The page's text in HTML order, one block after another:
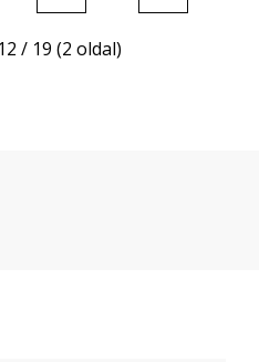
/ 19 (2 oldal)